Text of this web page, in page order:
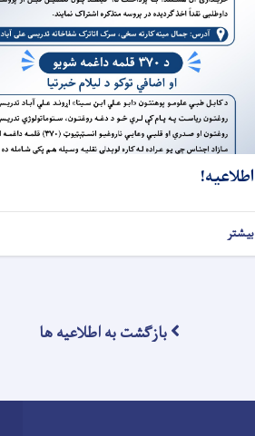
اطلاعیه!
بیشتر
بازگشت به اطلاعیه ها